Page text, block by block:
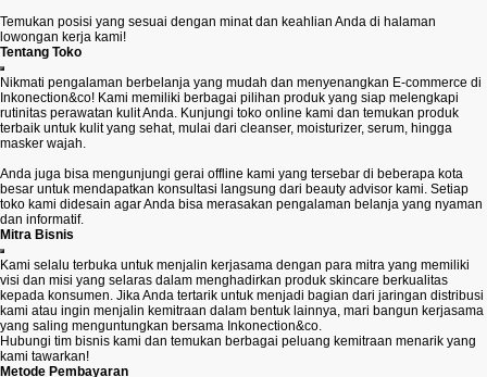
Temukan posisi yang sesuai dengan minat dan keahlian Anda di halaman
lowongan kerja kami!
Tentang Toko
Nikmati pengalaman berbelanja yang mudah dan menyenangkan E-commerce di
Inkonection&co! Kami memiliki berbagai pilihan produk yang siap melengkapi
rutinitas perawatan kulit Anda. Kunjungi toko online kami dan temukan produk
terbaik untuk kulit yang sehat, mulai dari cleanser, moisturizer, serum, hingga
masker wajah.
Anda juga bisa mengunjungi gerai offline kami yang tersebar di beberapa kota
besar untuk mendapatkan konsultasi langsung dari beauty advisor kami. Setiap
toko kami didesain agar Anda bisa merasakan pengalaman belanja yang nyaman
dan informatif.
Mitra Bisnis
Kami selalu terbuka untuk menjalin kerjasama dengan para mitra yang memiliki
visi dan misi yang selaras dalam menghadirkan produk skincare berkualitas
kepada konsumen. Jika Anda tertarik untuk menjadi bagian dari jaringan distribusi
kami atau ingin menjalin kemitraan dalam bentuk lainnya, mari bangun kerjasama
yang saling menguntungkan bersama Inkonection&co.
Hubungi tim bisnis kami dan temukan berbagai peluang kemitraan menarik yang
kami tawarkan!
Metode Pembayaran